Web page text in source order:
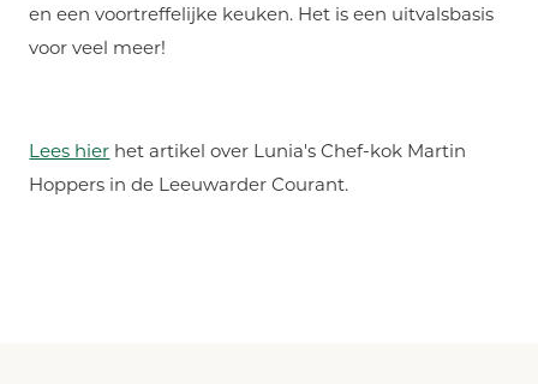
en een voortreffelijke keuken. Het is een uitvalsbasis
voor veel meer!
Lees hier het artikel over Lunia's Chef-kok Martin
Hoppers in de Leeuwarder Courant.